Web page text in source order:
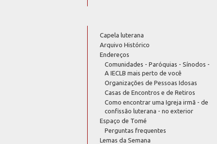
Capela luterana
Arquivo Histórico
Endereços
Comunidades - Paróquias - Sínodos -
A IECLB mais perto de você
Organizações de Pessoas Idosas
Casas de Encontros e de Retiros
Como encontrar uma Igreja irmã - de
confissão luterana - no exterior
Espaço de Tomé
Perguntas frequentes
Lemas da Semana